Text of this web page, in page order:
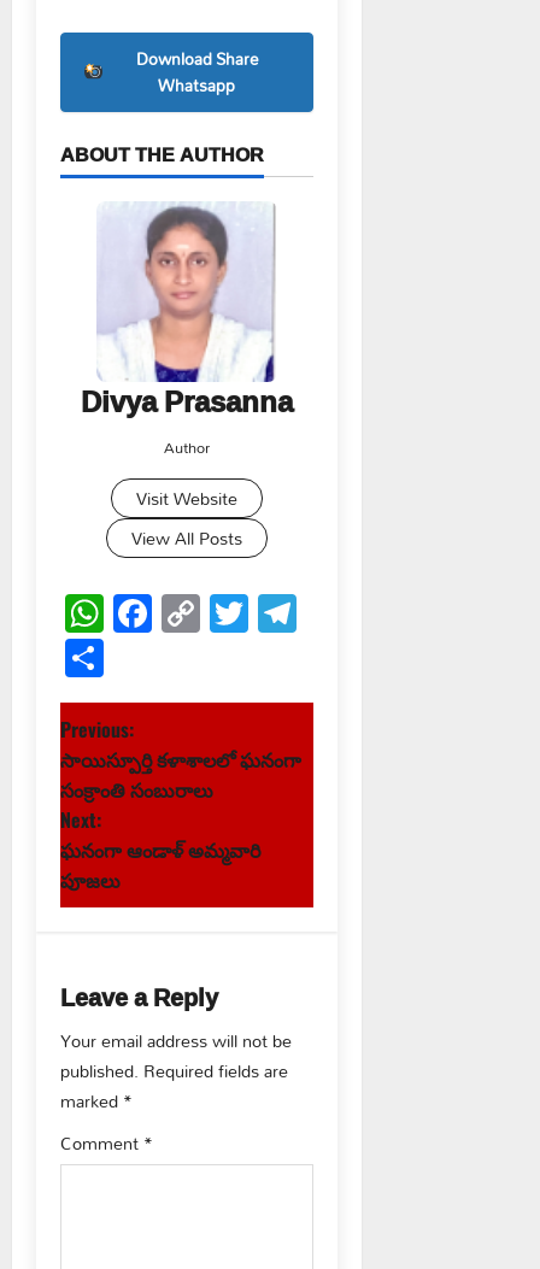
Download Share
Whatsapp
ABOUT THE AUTHOR
Divya Prasanna
Author
Visit Website
View All Posts
WhatsApp
Facebook
Copy
Link
Twitter
Share
P
o
s
t
a
v
i
g
Previous:
సాయిస్పూర్తి కళాశాలలో ఘనంగా
సంక్రాంతి సంబురాలు
Next:
ఘనంగా ఆండాళ్ అమ్మవారి
పూజలు
Leave a Reply
Your email address will not be
published. Required fields are
marked*
Comment*